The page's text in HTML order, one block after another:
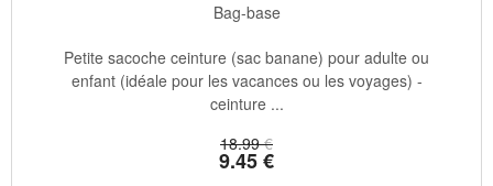
Bag-base
18.99 €
9.45€
Petite sacoche ceinture (sac banane) pour adulte ou
enfant (idéale pour les vacances ou les voyages) -
ceinture ...